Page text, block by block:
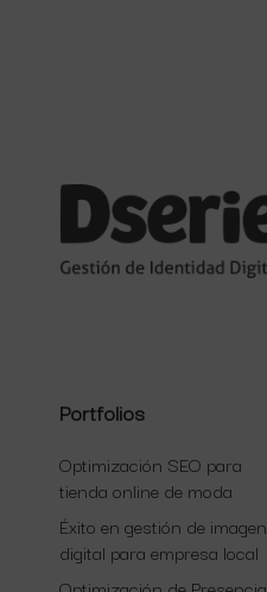
Portfolios
Optimización SEO para
tienda online de moda
Éxito en gestión de imagen
digital para empresa local